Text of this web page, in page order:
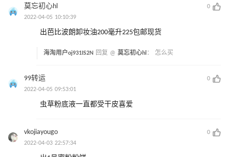
莫忘初心hl
0
2022-04-05 10:10:39
出芭比波朗卸妆油200毫升225包邮现货
海淘用户oj931IS2N 回复 @ 莫忘初心hl ： 怎么买
99转运
0
2022-04-05 09:53:01
虫草粉底液一直都受干皮喜爱
vkojiayougo
0
2022-04-03 22:57:34